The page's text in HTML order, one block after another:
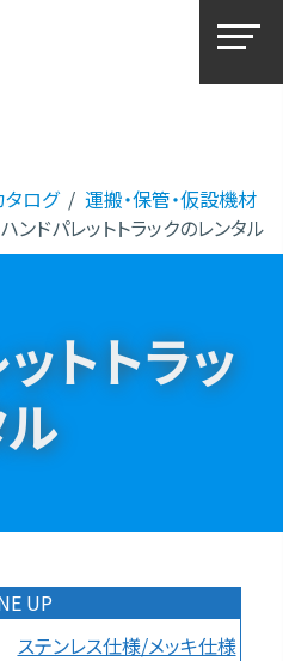
タログ
運搬・保管・仮設機材
ハンドパレットトラックのレンタル
トトラッ
UP
ステンレス仕様/メッキ仕様